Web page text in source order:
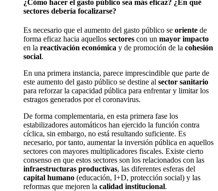
¿Cómo hacer el gasto público sea más eficaz? ¿En qué
sectores debería focalizarse?
Es necesario que el aumento del gasto público se oriente de
forma eficaz hacia aquellos sectores con un mayor impacto
en la reactivación económica y de promoción de la cohesión
social.
En una primera instancia, parece imprescindible que parte de
este aumento del gasto público se destine al sector sanitario
para reforzar la capacidad pública para enfrentar y limitar los
estragos generados por el coronavirus.
De forma complementaria, en esta primera fase los
estabilizadores automáticos han ejercido la función contra
cíclica, sin embargo, no está resultando suficiente. Es
necesario, por tanto, aumentar la inversión pública en aquellos
sectores con mayores multiplicadores fiscales. Existe cierto
consenso en que estos sectores son los relacionados con las
infraestructuras productivas, las diferentes esferas del
capital humano (educación, I+D, protección social) y las
reformas que mejoren la calidad institucional.